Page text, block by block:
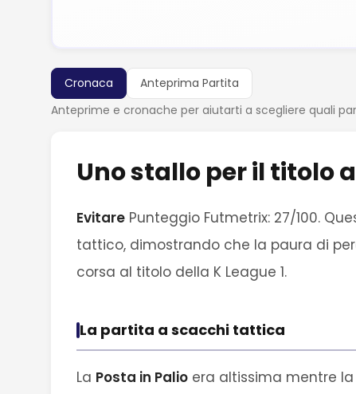
Cronaca
Anteprima Partita
Anteprime e cronache per aiutarti a scegliere quali
Uno stallo per il titolo
Evitare Punteggio Futmetrix: 27/100.
tattico, dimostrando che la paura di
corsa al titolo della K League 1.
La partita a scacchi tattica
La Posta in Palio era altissima mentre